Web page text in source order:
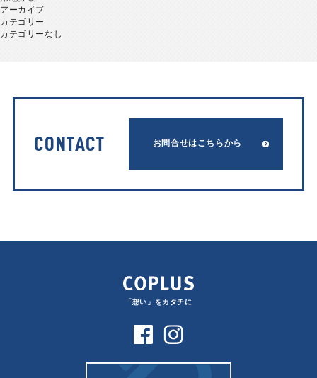
アーカイブ
カテゴリー
カテゴリーなし
CONTACT お問合せはこちらから
「想い」をカタチに